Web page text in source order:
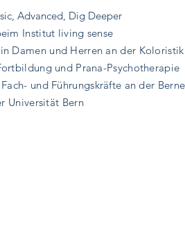
Advanced, Dig Deeper
Institut living sense
Damen und Herren an der
und Prana-Psychotherapie
und Führungskräfte an der
Universität Bern